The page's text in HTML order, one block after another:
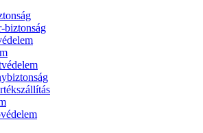
biztonság